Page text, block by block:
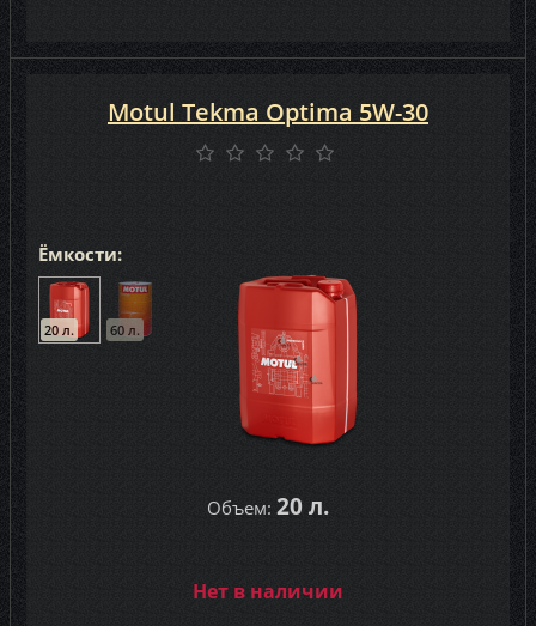
Ёмкости:
20 л. 60 л.
Объем: 20 л.
Motul Tekma Optima 5W-30
Нет в наличии